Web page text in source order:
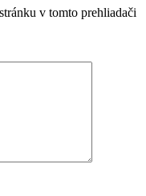
v tomto prehliadači